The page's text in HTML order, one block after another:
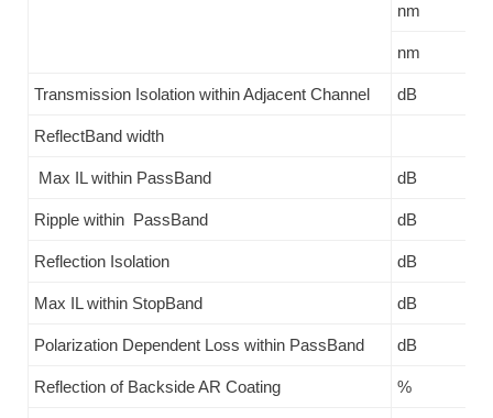
nm
nm
Transmission Isolation within Adjacent Channel dB
ReflectBand width
Max IL within PassBand dB
Ripple within PassBand dB
Reflection Isolation dB
Max IL within StopBand dB
Polarization Dependent Loss within PassBand dB
Reflection of Backside AR Coating %